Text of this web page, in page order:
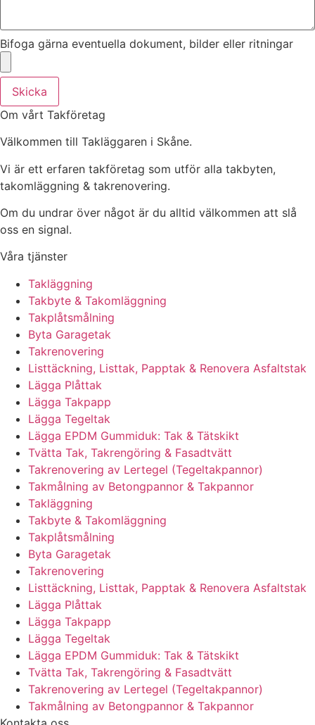
Bifoga gärna eventuella dokument, bilder eller ritningar
Skicka
Om vårt Takföretag
Välkommen till Takläggaren i Skåne.
Vi är ett erfaren takföretag som utför alla takbyten,
takomläggning & takrenovering.
Om du undrar över något är du alltid välkommen att slå
oss en signal.
Våra tjänster
Takläggning
Takbyte & Takomläggning
Takplåtsmålning
Byta Garagetak
Takrenovering
Listtäckning, Listtak, Papptak & Renovera Asfaltstak
Lägga Plåttak
Lägga Takpapp
Lägga Tegeltak
Lägga EPDM Gummiduk: Tak & Tätskikt
Tvätta Tak, Takrengöring & Fasadtvätt
Takrenovering av Lertegel (Tegeltakpannor)
Takmålning av Betongpannor & Takpannor
Takläggning
Takbyte & Takomläggning
Takplåtsmålning
Byta Garagetak
Takrenovering
Listtäckning, Listtak, Papptak & Renovera Asfaltstak
Lägga Plåttak
Lägga Takpapp
Lägga Tegeltak
Lägga EPDM Gummiduk: Tak & Tätskikt
Tvätta Tak, Takrengöring & Fasadtvätt
Takrenovering av Lertegel (Tegeltakpannor)
Takmålning av Betongpannor & Takpannor